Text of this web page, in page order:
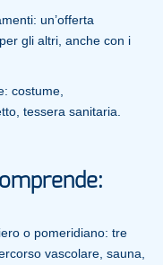
un’offerta
gli altri, anche con i
costume,
tessera sanitaria.
o pomeridiano: tre
vascolare, sauna,